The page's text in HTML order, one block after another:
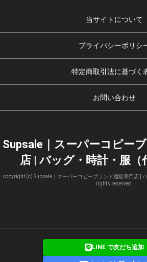
当サイトについて
プライバシーポリシ
特定商取引法に基づく
お問い合わせ
Supsale｜スーパーコピー
店 | バッグ・時計・服（
copyright (c) Supsale｜スーパーコピーブランド通販専門店 |
rights reserved.
LINE で友だち追加